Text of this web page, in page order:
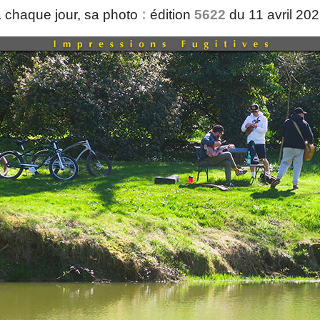
jour, sa photo : édition 5622 du 11 avril